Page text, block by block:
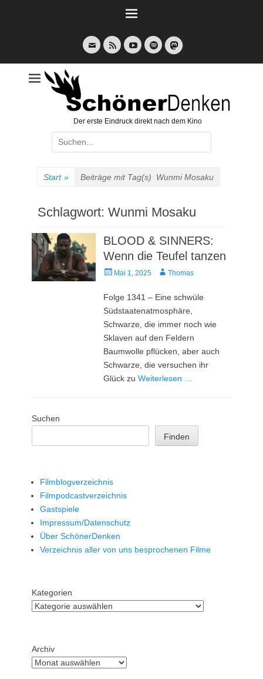
E-
Mail
Feed YouTubeSpotify
Der erste Eindruck direkt nach dem Kino
Suche
nach:
Start » Beiträge mit Tag(s) Wunmi Mosaku
Schlagwort: Wunmi Mosaku
BLOOD & SINNERS:
Wenn die Teufel tanzen
Veröffentlicht
Mai 1, 2025 AutorThomas
Folge 1341 – Eine schwüle
Südstaatenatmosphäre,
Schwarze, die immer noch wie
Sklaven auf den Feldern
Baumwolle pflücken, aber auch
Schwarze, die versuchen ihr
Glück zuWeiterlesen …
Suchen
Finden
Filmblogverzeichnis
Filmpodcastverzeichnis
Gastspiele
Impressum/Datenschutz
Über SchönerDenken
Verzeichnis aller von uns besprochenen Filme
Kategorien
Archiv